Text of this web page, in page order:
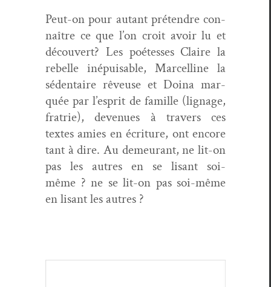
Peut-on pour autant pré­ten­dre con­
naître ce que l’on croit avoir lu et
décou­vert? Les poét­esses Claire la
rebelle inépuis­able, Mar­celline la
séden­taire rêveuse et Doina mar­
quée par l’esprit de famille (lig­nage,
fratrie), dev­enues à tra­vers ces
textes amies en écri­t­ure, ont encore
tant à dire. Au demeu­rant, ne lit-on
pas les autres en se lisant soi-
même ? ne se lit-on pas soi-même
en lisant les autres ?